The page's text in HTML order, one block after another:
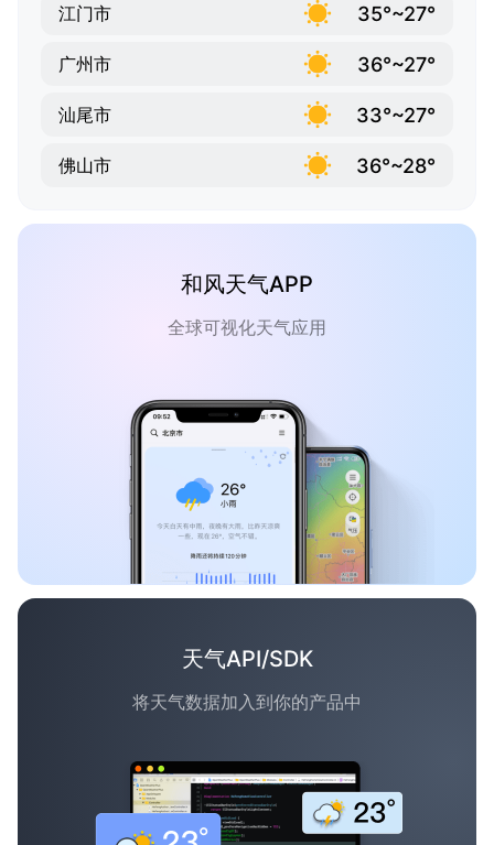
江门市 35°~27°
广州市 36°~27°
汕尾市 33°~27°
佛山市 36°~28°
和风天气APP
全球可视化天气应用
天气API/SDK
将天气数据加入到你的产品中